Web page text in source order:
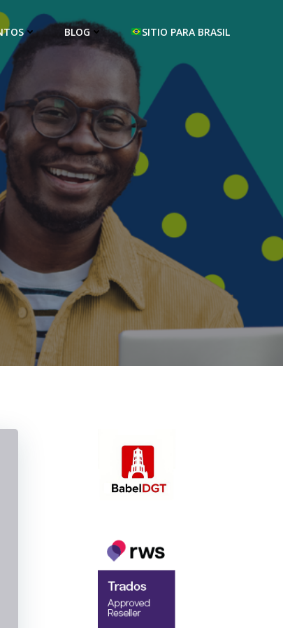
BLOG SITIO PARA BRASIL